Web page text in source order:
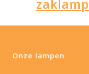
zaklamp
Onze lampen